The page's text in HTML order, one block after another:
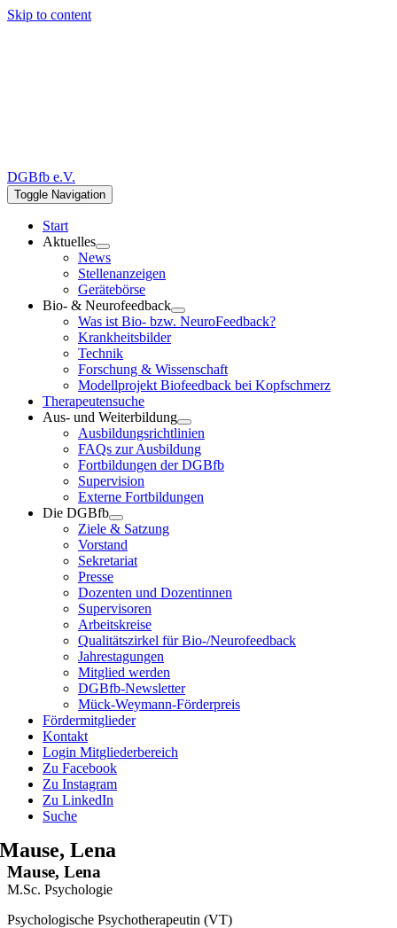
Skip to content
DGBfb e.V.
Toggle Navigation
Start
Aktuelles
News
Stellenanzeigen
Gerätebörse
Bio- & Neurofeedback
Was ist Bio- bzw. NeuroFeedback?
Krankheitsbilder
Technik
Forschung & Wissenschaft
Modellprojekt Biofeedback bei Kopfschmerz
Therapeutensuche
Aus- und Weiterbildung
Ausbildungsrichtlinien
FAQs zur Ausbildung
Fortbildungen der DGBfb
Supervision
Externe Fortbildungen
Die DGBfb
Ziele & Satzung
Vorstand
Sekretariat
Presse
Dozenten und Dozentinnen
Supervisoren
Arbeitskreise
Qualitätszirkel für Bio-/Neurofeedback
Jahrestagungen
Mitglied werden
DGBfb-Newsletter
Mück-Weymann-Förderpreis
Fördermitglieder
Kontakt
Login Mitgliederbereich
Zu Facebook
Zu Instagram
Zu LinkedIn
Suche
Mause, Lena
Mause, Lena
M.Sc. Psychologie
Psychologische Psychotherapeutin (VT)